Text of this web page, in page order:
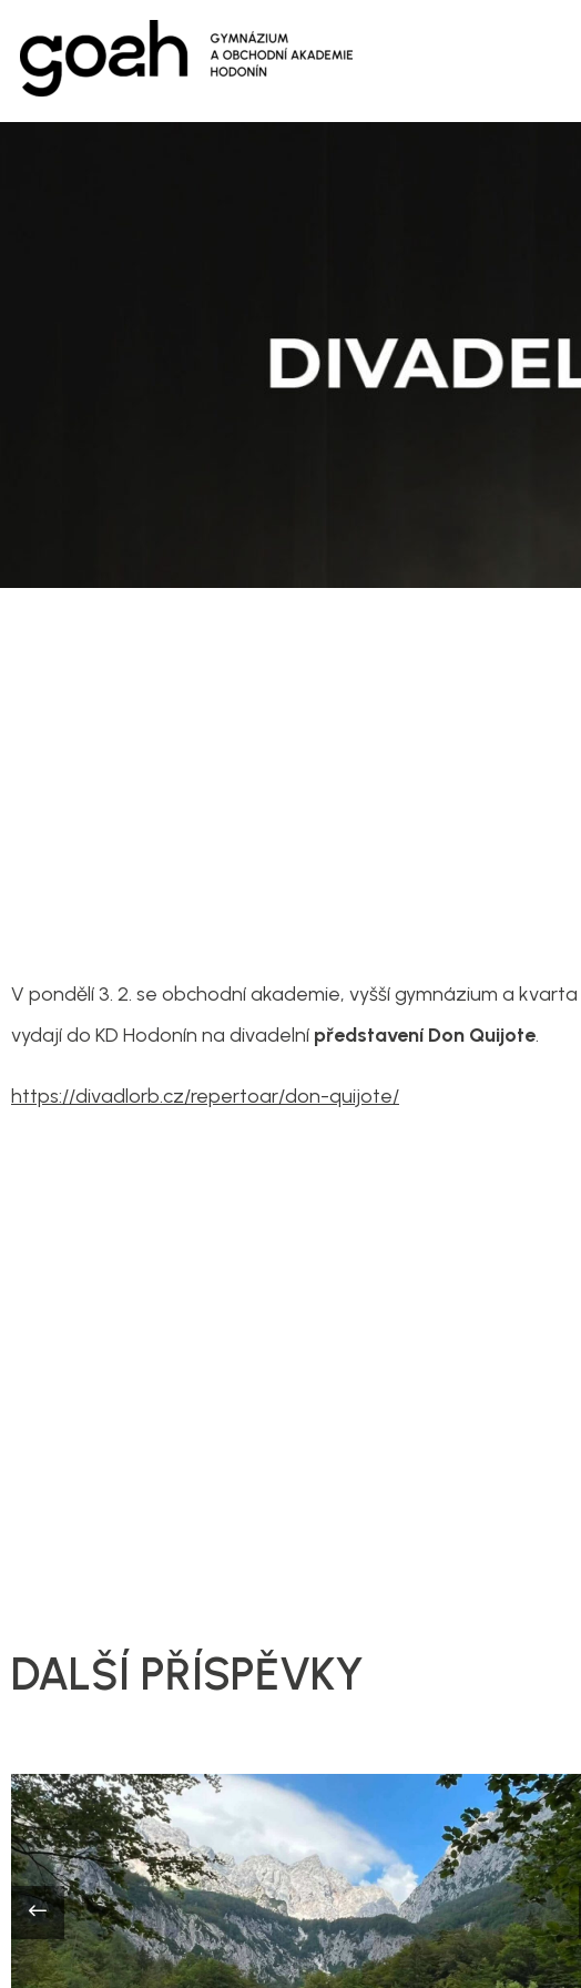
V pondělí 3. 2. se obchodní akademie, vyšší gymnázium a kvarta
vydají do KD Hodonín na divadelní představení Don Quijote.
https://divadlorb.cz/repertoar/don-quijote/
DALŠÍ PŘÍSPĚVKY